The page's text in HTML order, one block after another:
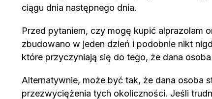
ciągu dnia następnego dnia.
Przed pytaniem, czy mogę kupić alprazolam
zbudowano w jeden dzień i podobnie nikt
które przyczyniają się do tego, że dana
Alternatywnie, może być tak, że dana osoba
przezwyciężenia tych okoliczności. Jeśli